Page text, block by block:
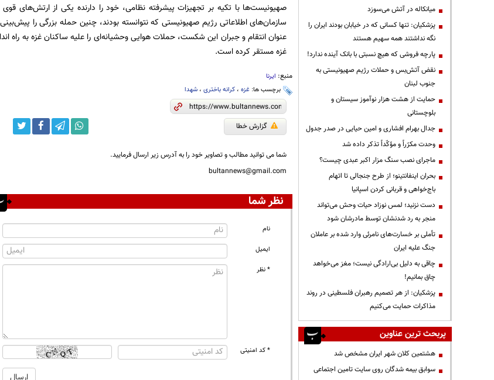
صهیونیست‌ها با تکیه بر تجهیزات پیشرفته نظامی، خود را دارنده یکی از ارتش‌های
سازمان‌های اطلاعاتی رژیم صهیونیستی که نتوانسته بودند، چنین حمله بزرگی را
عنوان انتقام و جبران این شکست، حملات هوایی وحشیانه‌ای را علیه ساکنان غزه به راه
غزه مستقر کرده است.
منبع: ایرنا
برچسب ها: غزه، کرانه باختری، شهدا
گزارش خطا
شما می توانید مطالب و تصاویر خود را به آدرس زیر ارسال فرمایید.
bultannews@gmail.com
نظر شما
نام
ایمیل
* نظر
* کد امنیتی
میانکاله در آتش می‌سوزد
پزشکیان: تنها کسانی که در خیابان بودند ایران را
نگه نداشتند همه سهیم هستند
پارچه فروشی که هیچ نسبتی با بانک آینده ندارد!
نقض آتش‌بس و حملات رژیم صهیونیستی به
جنوب لبنان
حمایت از هشت هزار نوآموز سیستان و
بلوچستانی
جدال بهرام افشاری و امین حیایی در صدر جدول
وحدت مکرّراً و مؤکّداً تذکر داده شد
ماجرای نصب سنگ مزار اکبر عبدی چیست؟
بحران اینفانتینو؛ از طرح جنجالی تا اتهام
باج‌خواهی و قربانی کردن اسپانیا
دست نزنید؛ لمس نوزاد حیات وحش می‌تواند
منجر به رد شدنشان توسط مادرشان شود
تأملی بر خسارت‌های نامرئی وارد شده بر عاملان
جنگ علیه ایران
چاقی به دلیل بی‌ارادگی نیست؛ مغز می‌خواهد
چاق بمانیم!
پزشکیان: از هر تصمیم رهبران فلسطینی در روند
مذاکرات حمایت می‌کنیم
پربحث ترین عناوین
هشتمین کلان شهر ایران مشخص شد
سوابق بیمه شدگان روی سایت تامین اجتماعی